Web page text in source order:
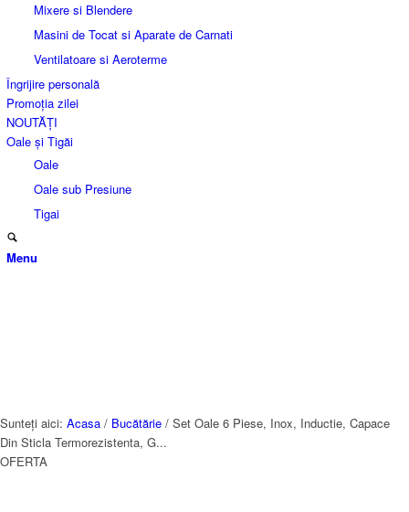
Mixere si Blendere
Masini de Tocat si Aparate de Carnati
Ventilatoare si Aeroterme
Îngrijire personală
Promoția zilei
NOUTĂȚI
Oale și Tigăi
Oale
Oale sub Presiune
Tigai
Menu
Sunteți aici: Acasa / Bucătărie / Set Oale 6 Piese, Inox, Inductie, Capace
Din Sticla Termorezistenta, G...
OFERTA